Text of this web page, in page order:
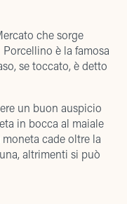
che sorge
Porcellino è la famosa
se toccato, è detto
un buon auspicio
in bocca al maiale
cade oltre la
altrimenti si può